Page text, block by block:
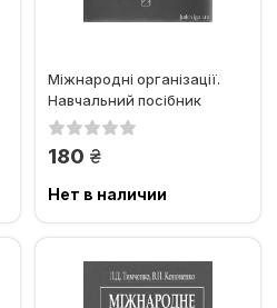
Міжнародні організації.
Навчальний посібник
180 грн.
Нет в наличии